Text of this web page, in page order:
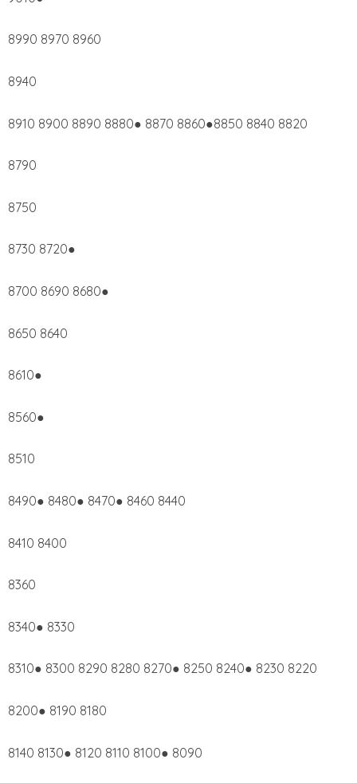
8990 8970 8960
8940
8910 8900 8890 8880● 8870 8860●8850 8840 8820
8790
8750
8730 8720●
8700 8690 8680●
8650 8640
8610●
8560●
8510
8490● 8480● 8470● 8460 8440
8410 8400
8360
8340● 8330
8310● 8300 8290 8280 8270● 8250 8240● 8230 8220
8200● 8190 8180
8140 8130● 8120 8110 8100● 8090